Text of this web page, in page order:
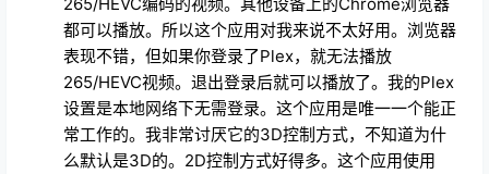
都可以播放。所以这个应用对我来说不太好用。浏览器
表现不错，但如果你登录了Plex，就无法播放
265/HEVC视频。退出登录后就可以播放了。我的Plex
设置是本地网络下无需登录。这个应用是唯一一个能正
常工作的。我非常讨厌它的3D控制方式，不知道为什
么默认是3D的。2D控制方式好得多。这个应用使用